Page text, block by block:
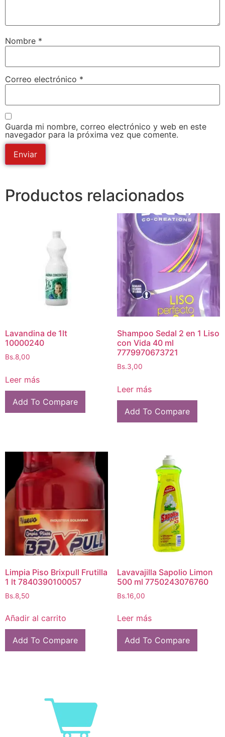
Nombre *
Correo electrónico *
Guarda mi nombre, correo electrónico y web en este
navegador para la próxima vez que comente.
Productos relacionados
Lavandina de 1lt
10000240
Bs.8,00
Leer más
Add To Compare
Shampoo Sedal 2 en 1 Liso
con Vida 40 ml
7779970673721
Bs.3,00
Leer más
Add To Compare
Limpia Piso Brixpull Frutilla
1 lt 7840390100057
Bs.8,50
Añadir al carrito
Add To Compare
Lavavajilla Sapolio Limon
500 ml 7750243076760
Bs.16,00
Leer más
Add To Compare